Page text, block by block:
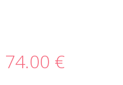
74.00 €